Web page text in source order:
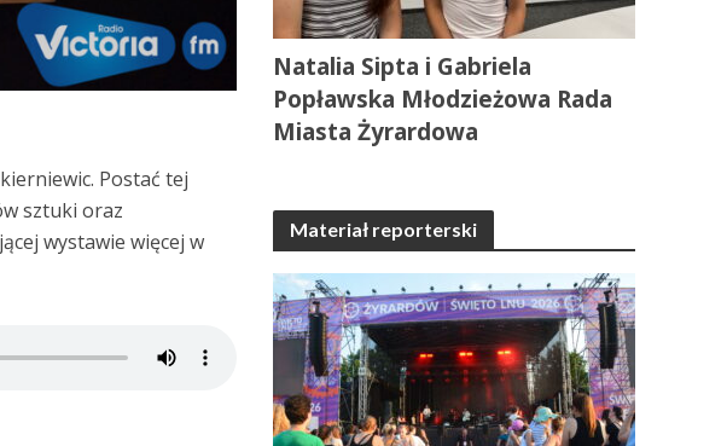
Postać tej
sztuki oraz
wystawie więcej w
Natalia Sipta i Gabriela
Popławska Młodzieżowa Rada
Miasta Żyrardowa
Materiał reporterski